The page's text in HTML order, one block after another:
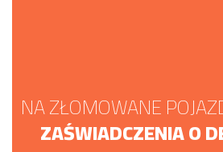
NA ZŁOMOWANE
ZAŚWIADCZENIA O